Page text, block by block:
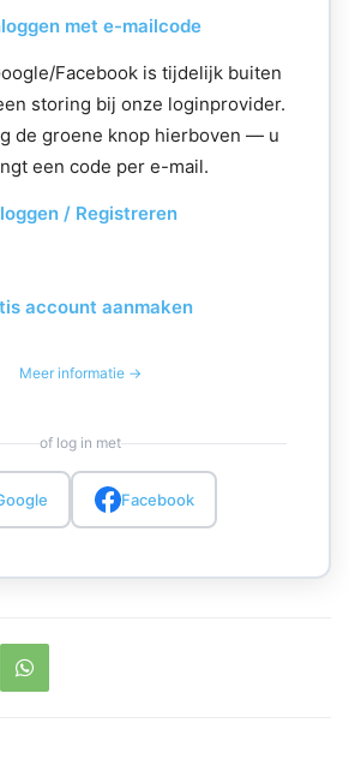
met e-mailcode
Facebook is tijdelijk buiten
storing bij onze loginprovider.
de groene knop hierboven — u
een code per e-mail.
/ Registreren
account aanmaken
Meer informatie →
of log in met
Facebook